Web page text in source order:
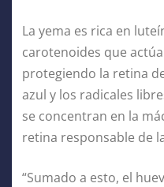
La yema es rica en
carotenoides que
protegiendo la retina
azul y los radicales
se concentran en la
retina responsable de
“Sumado a esto, el